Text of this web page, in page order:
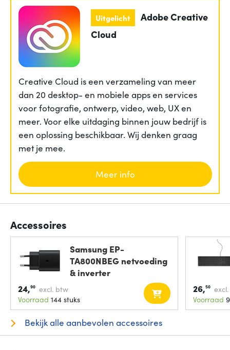
Uitgelicht
Adobe Creative
Cloud
Creative Cloud is een verzameling van meer
dan 20 desktop- en mobiele apps en services
voor fotografie, ontwerp, video, web, UX en
meer. Voor elke uitdaging binnen jouw bedrijf is
een oplossing beschikbaar. Wij denken graag
met je mee.
Meer info
Accessoires
Samsung EP-
TA800NBEG netvoeding
& inverter
24,90 excl. btw
Voorraad 144 stuks
26,50
Voorraad
Bekijk alle aanbevolen accessoires